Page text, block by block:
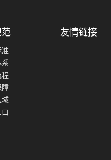
程
障
域
友情链接